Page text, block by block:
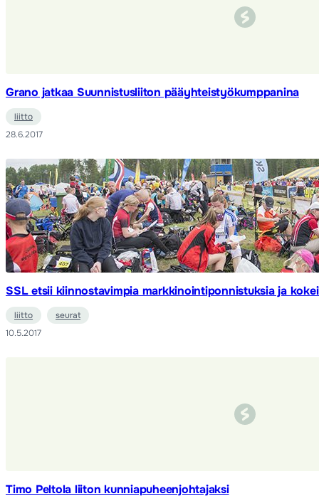
Grano jatkaa Suunnistusliiton pääyhteistyökumppanina
liitto
28.6.2017
SSL etsii kiinnostavimpia markkinointiponnistuksia ja
liitto
seurat
10.5.2017
Timo Peltola liiton kunniapuheenjohtajaksi